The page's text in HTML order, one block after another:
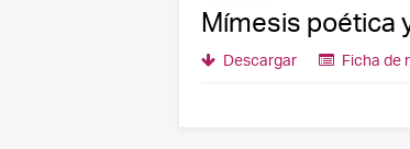
Mímesis poética
Descargar Ficha de